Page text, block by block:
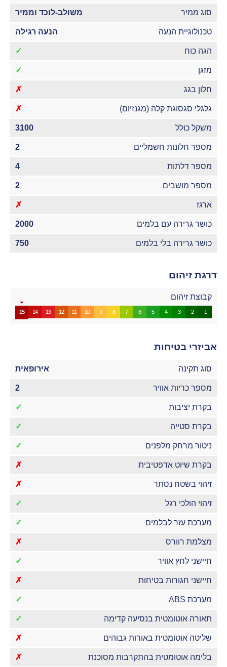
סוג ממיר משולב-לוכד וממיר
טכנולוגיית הנעה הנעה רגילה
הגה כוח ✓
מזגן ✓
חלון בגג ✗
גלגלי סגסוגת קלה (מגנזיום) ✗
משקל כולל 3100
מספר חלונות חשמליים 2
מספר דלתות 4
מספר מושבים 2
ארגז ✗
כושר גרירה עם בלמים 2000
כושר גרירה בלי בלמים 750
דרגת זיהום
קבוצת זיהום
1
2
3
4
5
6
7
8
9
10
11
12
13
14
15
אביזרי בטיחות
סוג תקינה אירופאית
מספר כריות אוויר 2
בקרת יציבות ✓
בקרת סטייה ✓
ניטור מרחק מלפנים ✓
בקרת שיוט אדפטיבית ✗
זיהוי בשטח נסתר ✗
זיהוי הולכי רגל ✓
מערכת עזר לבלמים ✓
מצלמת רוורס ✗
חיישני לחץ אוויר ✓
חיישני חגורות בטיחות ✗
מערכת ABS ✓
תאורה אוטומטית בנסיעה קדימה ✓
שליטה אוטומטית באורות גבוהים ✗
בלימה אוטומטית בהתקרבות מסוכנת ✗